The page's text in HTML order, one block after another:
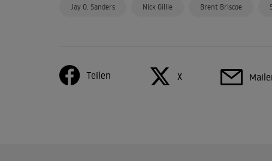
Jay O. Sanders Nick Gillie Brent Briscoe
Teilen X